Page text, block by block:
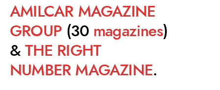
AMILCAR MAGAZINE
GROUP (30 magazines)
&THE RIGHT
NUMBER MAGAZINE.